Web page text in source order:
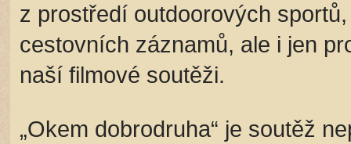
z prostředí outdoorových
cestovních záznamů, ale i jen
naší filmové soutěži.
„Okem dobrodruha“ je soutěž